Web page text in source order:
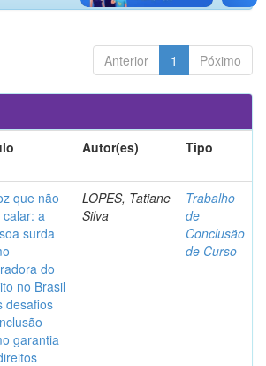
Anterior 1 Póximo
Autor(es) Tipo
que não
calar: a
surda
do
no Brasil
desafios
garantia
LOPES, Tatiane
Silva
Trabalho
de
Conclusão
de Curso